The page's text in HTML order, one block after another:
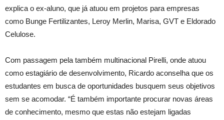
explica o ex-aluno, que já atuou em projetos para empresas
como Bunge Fertilizantes, Leroy Merlin, Marisa, GVT e Eldorado
Celulose.
Com passagem pela também multinacional Pirelli, onde atuou
como estagiário de desenvolvimento, Ricardo aconselha que os
estudantes em busca de oportunidades busquem seus objetivos
sem se acomodar. “É também importante procurar novas áreas
de conhecimento, mesmo que estas não estejam ligadas